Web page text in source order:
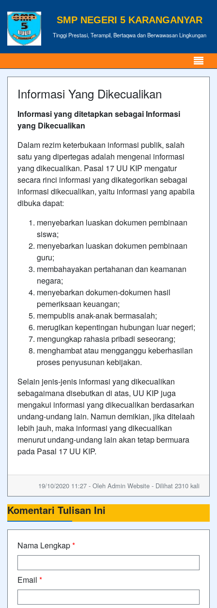
SMP NEGERI 5 KARANGANYAR
Tinggi Prestasi, Terampil, Bertaqwa dan Berwawasan Lingkungan
Informasi Yang Dikecualikan
Informasi yang ditetapkan sebagai Informasi
yang Dikecualikan
Dalam rezim keterbukaan informasi publik, salah
satu yang dipertegas adalah mengenai informasi
yang dikecualikan. Pasal 17 UU KIP mengatur
secara rinci informasi yang dikategorikan sebagai
informasi dikecualikan, yaitu informasi yang apabila
dibuka dapat:
menyebarkan luaskan dokumen pembinaan
siswa;
menyebarkan luaskan dokumen pembinaan
guru;
membahayakan pertahanan dan keamanan
negara;
menyebarkan dokumen-dokumen hasil
pemeriksaan keuangan;
mempublis anak-anak bermasalah;
merugikan kepentingan hubungan luar negeri;
mengungkap rahasia pribadi seseorang;
menghambat atau mengganggu keberhasilan
proses penyusunan kebijakan.
Selain jenis-jenis informasi yang dikecualikan
sebagaimana disebutkan di atas, UU KIP juga
mengakui informasi yang dikecualikan berdasarkan
undang-undang lain. Namun demikian, jika ditelaah
lebih jauh, maka informasi yang dikecualikan
menurut undang-undang lain akan tetap bermuara
pada Pasal 17 UU KIP.
19/10/2020 11:27 - Oleh Admin Website - Dilihat 2310 kali
Komentari Tulisan Ini
Nama Lengkap*
Email *